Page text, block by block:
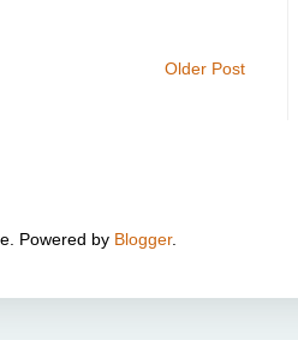
Older Post
Powered by Blogger.